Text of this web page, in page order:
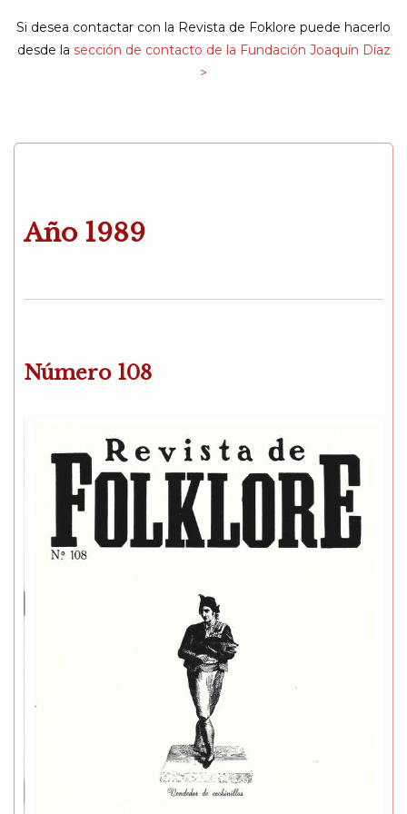
Si desea contactar con la Revista de Foklore puede hacerlo
desde la sección de contacto de la Fundación Joaquín Díaz
>
Año 1989
Número 108